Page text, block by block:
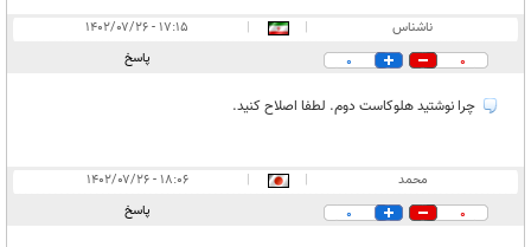
ناشناس |
|
۱۷:۱۵ - ۱۴۰۲/۰۷/۲۶
0
0 پاسخ
چرا نوشتید هلوکاست دوم. لطفا اصلاح کنید.
محمد |
|
۱۸:۰۶ - ۱۴۰۲/۰۷/۲۶
0
0 پاسخ